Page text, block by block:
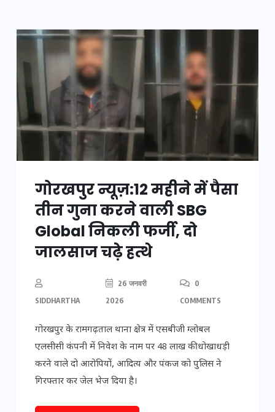
गोरखपुर न्यूज़:12 महीने में पैसा
तीन गुना करने वाली SBG
Global निकली फर्जी, दो
जालसाज चढ़े हत्थे
SIDDHARTHA
26 जनवरी
2026
0
COMMENTS
गोरखपुर के रामगढ़ताल थाना क्षेत्र में एसबीजी ग्लोबल
एलसीसी कंपनी में निवेश के नाम पर 48 लाख की धोखाधड़ी
करने वाले दो आरोपियों, आदित्य और पंकज को पुलिस ने
गिरफ्तार कर जेल भेज दिया है।